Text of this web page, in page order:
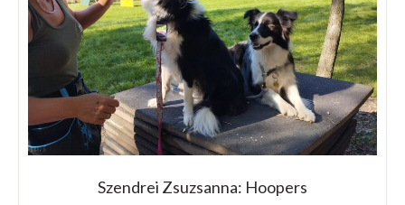
Szendrei Zsuzsanna: Hoopers